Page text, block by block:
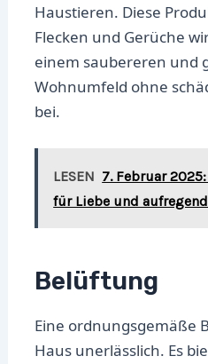
Haustieren. Diese
Flecken und Gerüche
einem saubereren und
Wohnumfeld ohne
bei.
LESEN 7. Februar
für Liebe und
Belüftung
Eine ordnungsgemäße
Haus unerlässlich. Es